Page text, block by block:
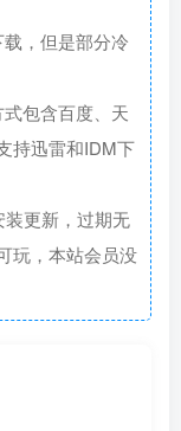
，但是部分冷
包含百度、天
持迅雷和IDM下
更新，过期无
玩，本站会员没